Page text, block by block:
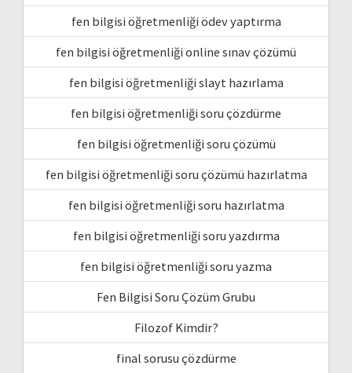
fen bilgisi öğretmenliği ödev yaptırma
fen bilgisi öğretmenliği online sınav çözümü
fen bilgisi öğretmenliği slayt hazırlama
fen bilgisi öğretmenliği soru çözdürme
fen bilgisi öğretmenliği soru çözümü
fen bilgisi öğretmenliği soru çözümü hazırlatma
fen bilgisi öğretmenliği soru hazırlatma
fen bilgisi öğretmenliği soru yazdırma
fen bilgisi öğretmenliği soru yazma
Fen Bilgisi Soru Çözüm Grubu
Filozof Kimdir?
final sorusu çözdürme